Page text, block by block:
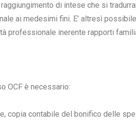
di intese che si
ai medesimi fini. E’ altresì
professionale inerente rapporti
OCF è necessario:
copia contabile del bonifico delle